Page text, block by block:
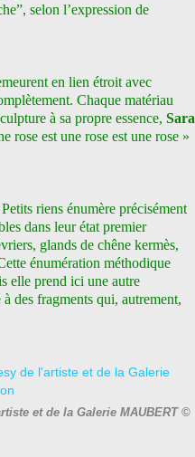
selon l’expression de
en lien étroit avec
Chaque matériau
à sa propre essence, Sara
rose est une rose est une rose »
riens énumère précisément
dans leur état premier
glands de chêne kermès,
énumération méthodique
elle prend ici une autre
des fragments qui, autrement,
et de la Galerie MAUBERT ©